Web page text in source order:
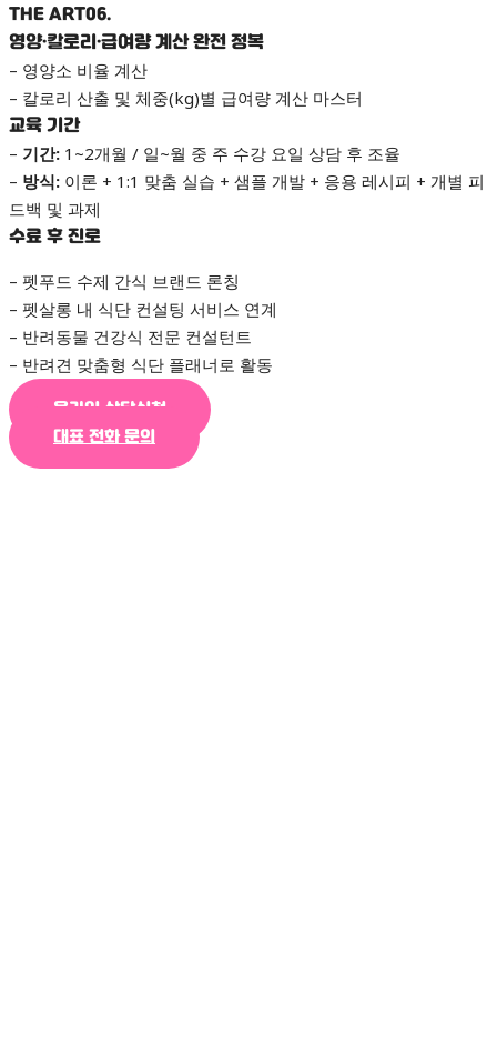
THE ART06.
영양·칼로리·급여량 계산 완전 정복
– 영양소 비율 계산
– 칼로리 산출 및 체중(kg)별 급여량 계산 마스터
교육 기간
– 기간: 1~2개월 / 일~월 중 주 수강 요일 상담 후 조율
– 방식: 이론 + 1:1 맞춤 실습 + 샘플 개발 + 응용 레시피 + 개별 피
드백 및 과제
수료 후 진로
– 펫푸드 수제 간식 브랜드 론칭
– 펫살롱 내 식단 컨설팅 서비스 연계
– 반려동물 건강식 전문 컨설턴트
– 반려견 맞춤형 식단 플래너로 활동
온라인 상담신청
대표 전화 문의